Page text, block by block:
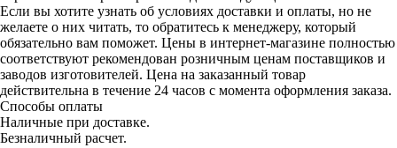
Если вы хотите узнать об условиях доставки и оплаты, но не
желаете о них читать, то обратитесь к менеджеру, который
обязательно вам поможет. Цены в интернет-магазине полностью
соответствуют рекомендован розничным ценам поставщиков и
заводов изготовителей. Цена на заказанный товар
действительна в течение 24 часов с момента оформления заказа.
Способы оплаты
Наличные при доставке.
Безналичный расчет.